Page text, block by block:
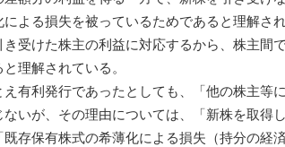
よる損失を被っているためであると理解さ
き受けた株主の利益に対応するから、株主間
理解されている。
有利発行であったとしても、「他の株主等
いが、その理由については、「新株を取得
既存保有株式の希薄化による損失（持分の経